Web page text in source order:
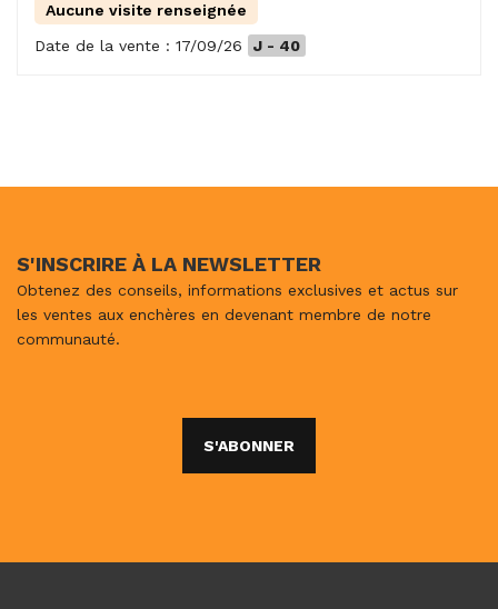
Aucune visite renseignée
Date de la vente : 17/09/26
J - 40
S'INSCRIRE À LA NEWSLETTER
Obtenez des conseils, informations exclusives et actus sur
les ventes aux enchères en devenant membre de notre
communauté.
S'ABONNER